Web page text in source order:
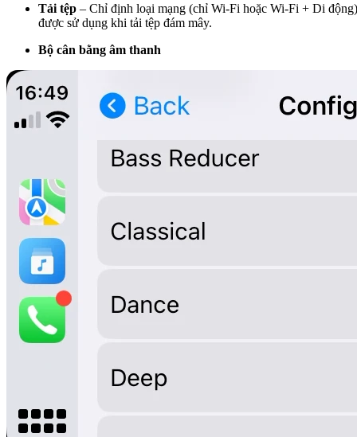
Tải tệp – Chỉ định loại mạng (chỉ Wi-Fi hoặc Wi-Fi + Di động)
được sử dụng khi tải tệp đám mây.
Bộ cân bằng âm thanh